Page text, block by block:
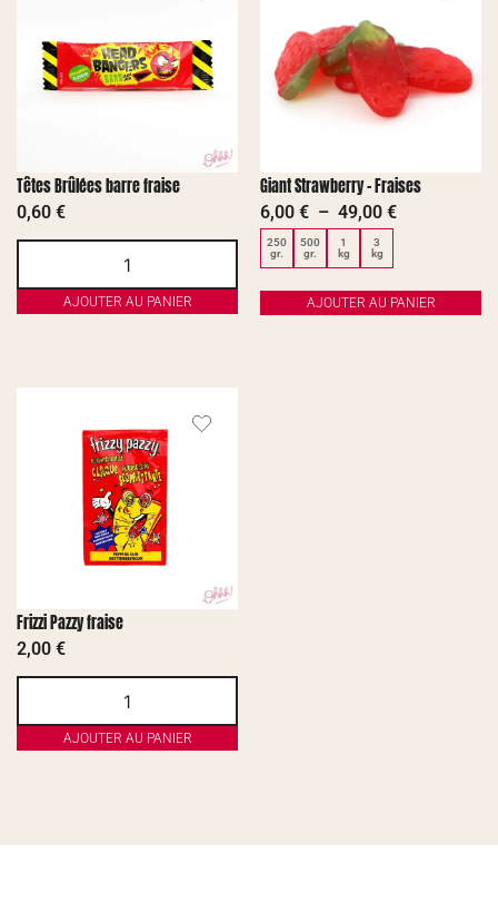
Têtes Brûlées barre fraise
0,60 €
AJOUTER AU PANIER
Giant Strawberry – Fraises
6,00 € – 49,00 €
250
gr.
500
gr.
1
kg
3
kg
AJOUTER AU PANIER
Frizzi Pazzy fraise
2,00 €
AJOUTER AU PANIER